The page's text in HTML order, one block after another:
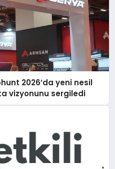
2026’da yeni nesil
vizyonunu sergiledi